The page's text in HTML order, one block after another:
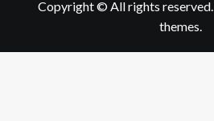
Copyright © All rights reserved.
themes.